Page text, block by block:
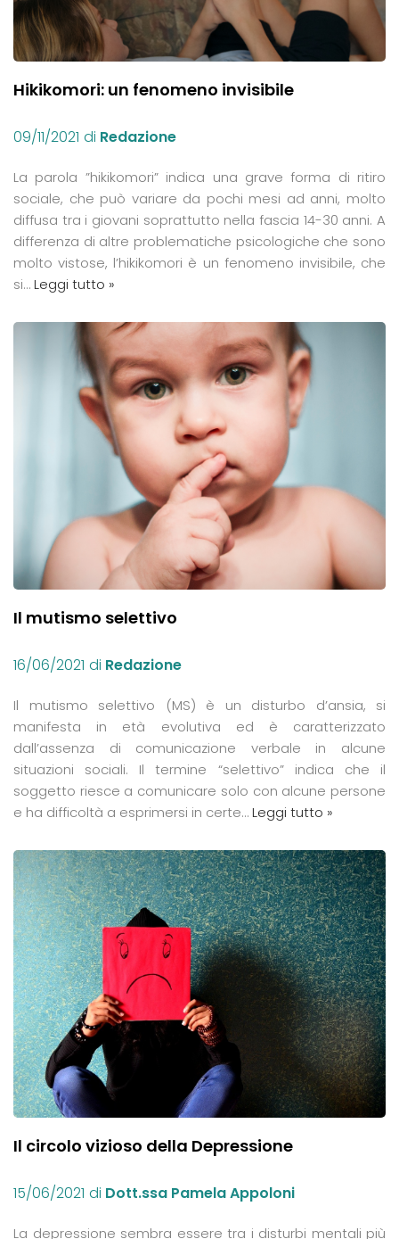
Hikikomori: un fenomeno invisibile
09/11/2021 di Redazione
La parola ”hikikomori” indica una grave forma di ritiro
sociale, che può variare da pochi mesi ad anni, molto
diffusa tra i giovani soprattutto nella fascia 14-30 anni. A
differenza di altre problematiche psicologiche che sono
molto vistose, l’hikikomori è un fenomeno invisibile, che
si…Leggi tutto »
Il mutismo selettivo
16/06/2021 di Redazione
Il mutismo selettivo (MS) è un disturbo d’ansia, si
manifesta in età evolutiva ed è caratterizzato
dall’assenza di comunicazione verbale in alcune
situazioni sociali. Il termine “selettivo” indica che il
soggetto riesce a comunicare solo con alcune persone
e ha difficoltà a esprimersi in certe…Leggi tutto »
Il circolo vizioso della Depressione
15/06/2021 di Dott.ssa Pamela Appoloni
La depressione sembra essere tra i disturbi mentali più